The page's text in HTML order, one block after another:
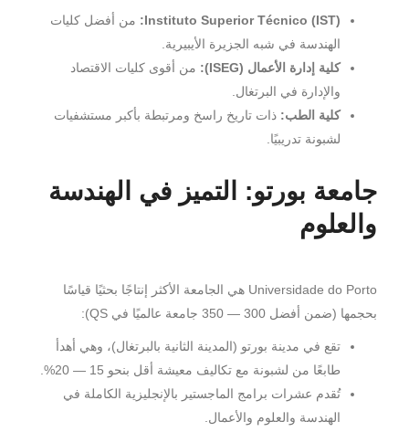
Instituto Superior Técnico (IST):
من أفضل كليات
الهندسة في شبه الجزيرة الأيبيرية.
كلية إدارة الأعمال (ISEG):
من أقوى كليات الاقتصاد
والإدارة في البرتغال.
كلية الطب: ذات تاريخ راسخ ومرتبطة بأكبر مستشفيات
لشبونة تدريبيًا.
جامعة بورتو: التميز في الهندسة
والعلوم
Universidade do Porto هي الجامعة الأكثر إنتاجًا بحثيًا قياسًا
بحجمها (ضمن أفضل 300 — 350 جامعة عالميًا في QS):
تقع في مدينة بورتو (المدينة الثانية بالبرتغال)، وهي أهدأ
طابعًا من لشبونة مع تكاليف معيشة أقل بنحو 15 — 20%.
تُقدم عشرات برامج الماجستير بالإنجليزية الكاملة في
الهندسة والعلوم والأعمال.